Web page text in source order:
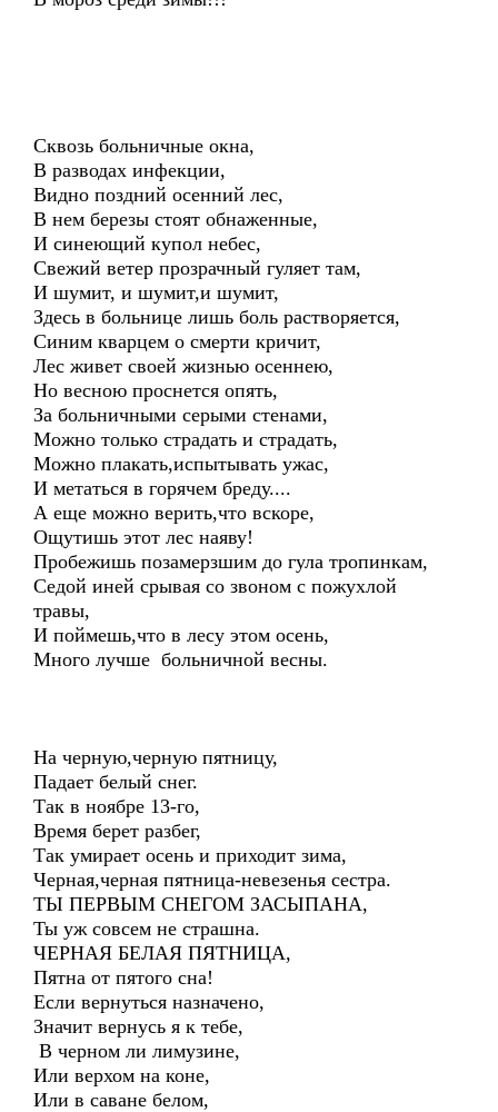
Сквозь больничные окна,
В разводах инфекции,
Видно поздний осенний лес,
В нем березы стоят обнаженные,
И синеющий купол небес,
Свежий ветер прозрачный гуляет там,
И шумит, и шумит,и шумит,
Здесь в больнице лишь боль растворяется,
Синим кварцем о смерти кричит,
Лес живет своей жизнью осеннею,
Но весною проснется опять,
За больничными серыми стенами,
Можно только страдать и страдать,
Можно плакать,испытывать ужас,
И метаться в горячем бреду....
А еще можно верить,что вскоре,
Ощутишь этот лес наяву!
Пробежишь позамерзшим до гула тропинкам,
Седой иней срывая со звоном с пожухлой
травы,
И поймешь,что в лесу этом осень,
Много лучше больничной весны.
На черную,черную пятницу,
Падает белый снег.
Так в ноябре 13-го,
Время берет разбег,
Так умирает осень и приходит зима,
Черная,черная пятница-невезенья сестра.
ТЫ ПЕРВЫМ СНЕГОМ ЗАСЫПАНА,
Ты уж совсем не страшна.
ЧЕРНАЯ БЕЛАЯ ПЯТНИЦА,
Пятна от пятого сна!
Если вернуться назначено,
Значит вернусь я к тебе,
В черном ли лимузине,
Или верхом на коне,
Или в саване белом,